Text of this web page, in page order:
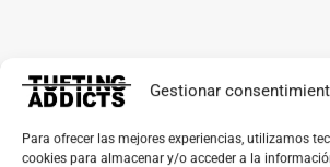
Gestionar
Para ofrecer las mejores experiencias, utilizamos
cookies para almacenar y/o acceder a la
rating
Description
Reviews (1)